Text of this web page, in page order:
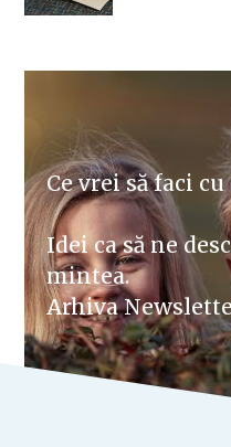
Ce vrei să faci
Idei ca să ne
mintea.
Arhiva